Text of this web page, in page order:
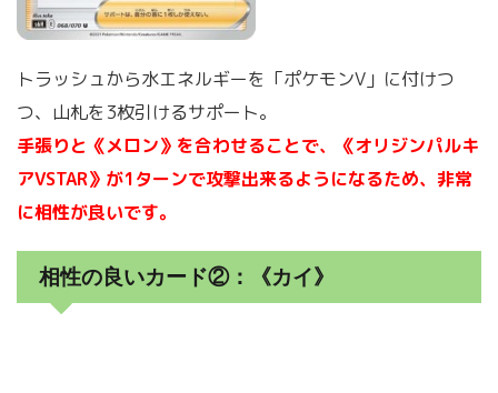
トラッシュから水エネルギーを「ポケモンV」に付けつ
つ、山札を3枚引けるサポート。
手張りと《メロン》を合わせることで、《オリジンパルキ
アVSTAR》が1ターンで攻撃出来るようになるため、非常
に相性が良いです。
相性の良いカード②：《カイ》